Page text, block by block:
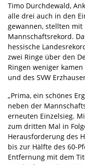
Timo Durchdewald,
alle drei auch in den
gewannen, stellten mit
Mannschaftsrekord.
hessische
zwei Ringe über den
Ringen weniger
und des SVW
„Prima, ein schönes
neben der
erneuten Einzelsieg.
zum dritten Mal in
Herausforderung des
bis zur Hälfte des 60-
Entfernung mit dem